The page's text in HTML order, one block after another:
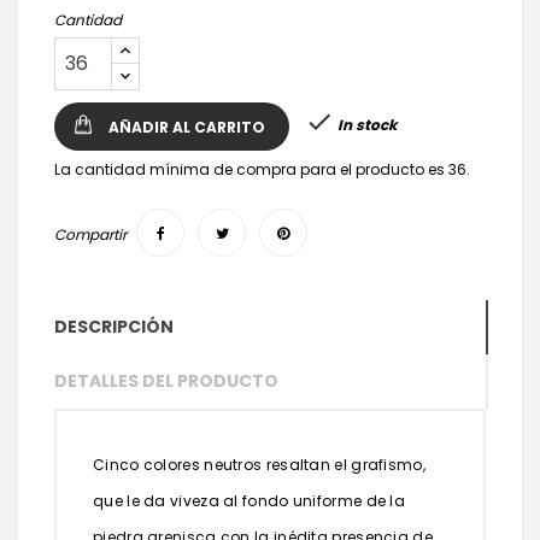
Cantidad
AÑADIR AL CARRITO  In stock
La cantidad mínima de compra para el producto es 36.
Compartir
DESCRIPCIÓN
DETALLES DEL PRODUCTO
Cinco colores neutros resaltan el grafismo,
que le da viveza al fondo uniforme de la